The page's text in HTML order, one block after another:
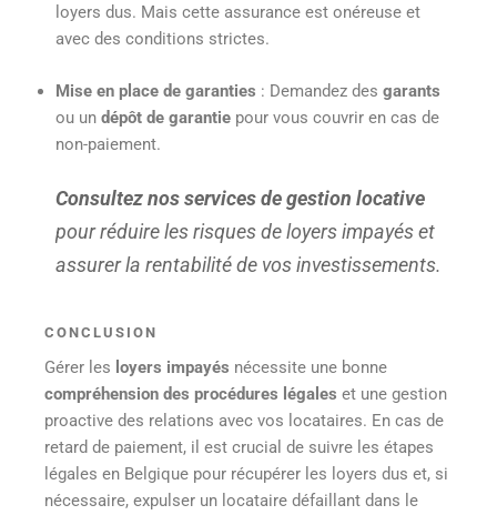
loyers dus. Mais cette assurance est onéreuse et
avec des conditions strictes.
Mise en place de garanties : Demandez des garants
ou un dépôt de garantie pour vous couvrir en cas de
non-paiement.
Consultez nos services de gestion locative
pour réduire les risques de loyers impayés et
assurer la rentabilité de vos investissements.
CONCLUSION
Gérer les loyers impayés nécessite une bonne
compréhension des procédures légales et une gestion
proactive des relations avec vos locataires. En cas de
retard de paiement, il est crucial de suivre les étapes
légales en Belgique pour récupérer les loyers dus et, si
nécessaire, expulser un locataire défaillant dans le